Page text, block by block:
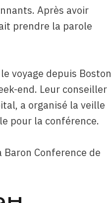
Après avoir
prendre la parole
voyage depuis Boston
end. Leur conseiller
a organisé la veille
pour la conférence.
Baron Conference de